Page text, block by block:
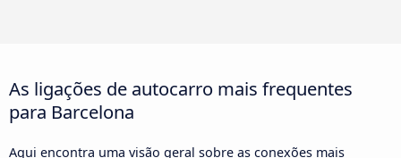
As ligações de autocarro mais frequentes
para Barcelona
Aqui encontra uma visão geral sobre as conexões mais